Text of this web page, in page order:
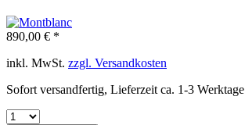
890,00 € *
inkl. MwSt. zzgl. Versandkosten
Sofort versandfertig, Lieferzeit ca. 1-3 Werktage